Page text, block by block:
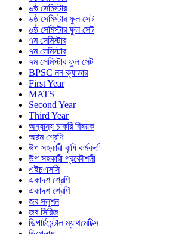
৬ষ্ঠ সেমিস্টার
৬ষ্ঠ সেমিস্টার ফুল সেট
৬ষ্ঠ সেমিস্টার ফুল সেট
৭ম সেমিস্টার
৭ম সেমিস্টার
৭ম সেমিস্টার ফুল সেট
BPSC নন ক্যাডার
First Year
MATS
Second Year
Third Year
অন্যান্য চাকরি বিষয়ক
অষ্টম শ্রেণি
উপ সহকারী কৃষি কর্মকর্তা
উপ সহকারী প্রকৌশলী
এইচএসসি
একাদশ শ্রেণি
একাদশ শ্রেণি
জব সলুশন
জব সিরিজ
ডিপার্টমেন্টাল ম্যাথমেটিক্স